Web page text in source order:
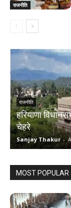
राजनीति
राजनीति
हरियाणा
चेहरे
Sanjay Thakur -
MOST POPULAR